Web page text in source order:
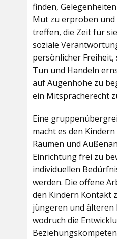
finden,
Mut zu erproben und
treffen, die Zeit für
soziale
persönlicher Freiheit,
Tun und Handeln
auf Augenhöhe zu
ein Mitspracherecht
Eine
macht es den
Räumen und
Einrichtung frei zu
individuellen
werden. Die offene
den Kindern Kontakt
jüngeren und älteren
wodruch die